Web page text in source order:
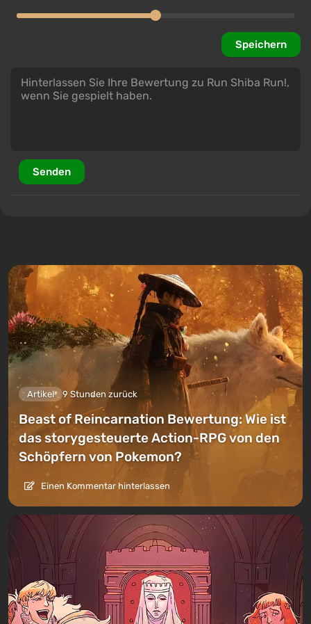
Speichern
Senden
Artikel 9 Stunden zurück
Beast of Reincarnation Bewertung: Wie ist
das storygesteuerte Action-RPG von den
Schöpfern von Pokemon?
Einen Kommentar hinterlassen